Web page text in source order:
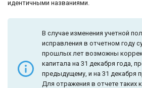
идентичными названиями.
В случае изменения учетной
исправления в отчетном году
прошлых лет возможны
капитала на 31 декабря года,
предыдущему, и на 31 декабря
Для отражения в отчете таких